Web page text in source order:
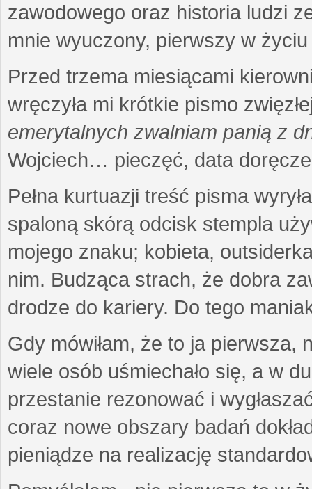
zawodowego oraz historia ludzi
mnie wyuczony, pierwszy w
Przed trzema miesiącami
wręczyła mi krótkie pismo
emerytalnych zwalniam panią z
Wojciech… pieczęć, data
Pełna kurtuazji treść pisma
spaloną skórą odcisk stempla
mojego znaku; kobieta,
nim. Budząca strach, że dobra
drodze do kariery. Do tego
Gdy mówiłam, że to ja pierwsza,
wiele osób uśmiechało się, a w
przestanie rezonować i
coraz nowe obszary badań
pieniądze na realizację